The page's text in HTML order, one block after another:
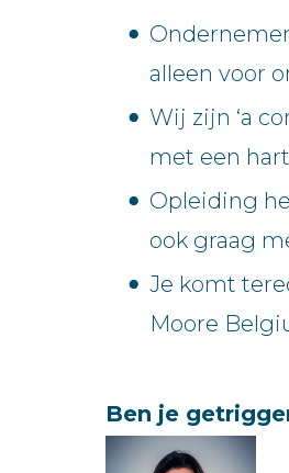
alleen voor
Wij zijn ‘a
met een
Opleiding
ook graag
Je komt
Moore
Ben je